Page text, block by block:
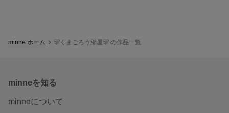
minne ホーム 🐻‍くまごろう部屋🐻‍ の作品一覧
minneを知る
minneについて